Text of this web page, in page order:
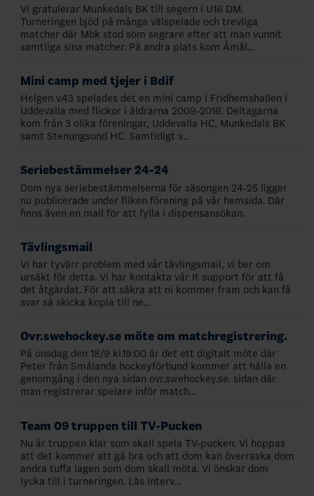
Vi gratulerar Munkedals BK till segern i U16 DM.
Turneringen bjöd på många välspelade och trevliga
matcher där Mbk stod som segrare efter att man vunnit
samtliga sina matcher. På andra plats kom Åmål…
Mini camp med tjejer i Bdif
Helgen v.43 spelades det en mini camp i Fridhemshallen i
Uddevalla med flickor i åldrarna 2009-2016. Deltagarna
kom från 3 olika föreningar, Uddevalla HC, Munkedals BK
samt Stenungsund HC. Samtidigt v…
Seriebestämmelser 24-24
Dom nya seriebestämmelserna för säsongen 24-25 ligger
nu publicerade under fliken förening på vår hemsida. Där
finns även en mall för att fylla i dispensansökan.
Tävlingsmail
Vi har tyvärr problem med vår tävlingsmail, vi ber om
ursäkt för detta. Vi har kontakta vår It support för att få
det åtgärdat. För att säkra att ni kommer fram och kan få
svar så skicka kopia till ne…
Ovr.swehockey.se möte om matchregistrering.
På onsdag den 18/9 kl.19:00 är det ett digitalt möte där
Peter från Smålands hockeyförbund kommer att hålla en
genomgång i den nya sidan ovr.swehockey.se. sidan där
man registrerar spelare inför match…
Team 09 truppen till TV-Pucken
Nu är truppen klar som skall spela TV-pucken. Vi hoppas
att det kommer att gå bra och att dom kan överraska dom
andra tuffa lagen som dom skall möta. Vi önskar dom
lycka till i turneringen. Läs interv…